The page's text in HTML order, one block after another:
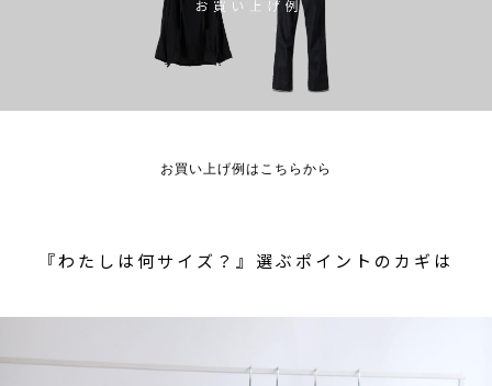
お買い上げ例はこちらから
『わたしは何サイズ？』選ぶポイントのカギは